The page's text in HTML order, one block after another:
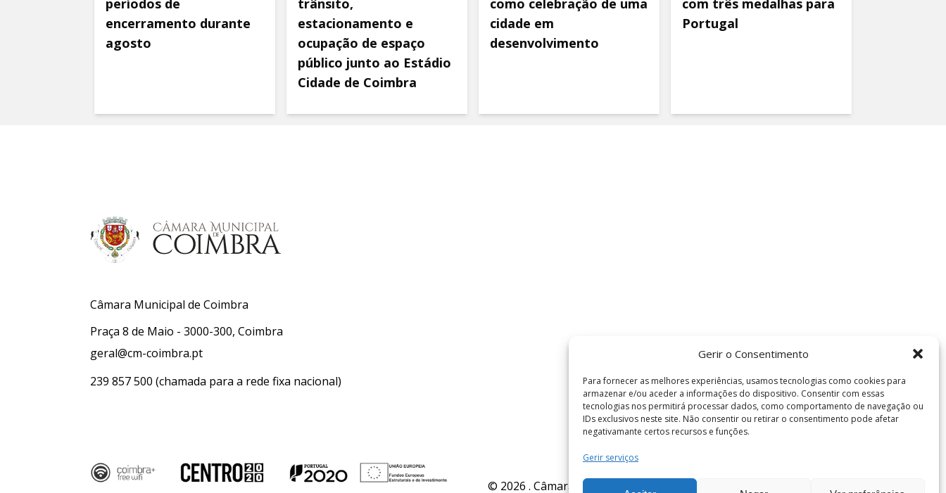
Gerir o Consentimento
Para fornecer as melhores experiências, usamos tecnologias como cookies para
armazenar e/ou aceder a informações do dispositivo. Consentir com essas
tecnologias nos permitirá processar dados, como comportamento de navegação ou
IDs exclusivos neste site. Não consentir ou retirar o consentimento pode afetar
negativamante certos recursos e funções.
Gerir serviços
encerramento durante
agosto
estacionamento e
ocupação de espaço
público junto ao Estádio
Cidade de Coimbra
cidade em
desenvolvimento
Portugal
Câmara Municipal de Coimbra
Praça 8 de Maio - 3000-300, Coimbra
geral@cm-coimbra.pt
239 857 500 (chamada para a rede fixa nacional)
© 2026 . Câmara Municipal de Coimbra . Todos os direitos reservados.